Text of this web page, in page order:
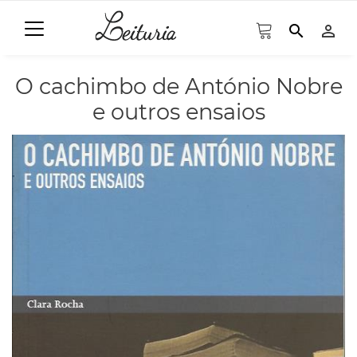
search person_outline
O cachimbo de António Nobre
e outros ensaios